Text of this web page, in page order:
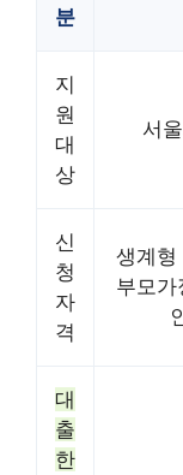
분
지
원
대
상
서
신
청
자
격
생계형
부모
대
출
한